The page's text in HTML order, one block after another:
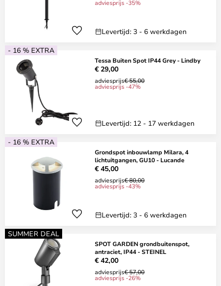
adviesprijs -35%
Levertijd: 3 - 6 werkdagen
- 16 % EXTRA
Tessa Buiten Spot IP44 Grey - Lindby
€ 29,00
adviesprijs€ 55,00
adviesprijs -47%
Levertijd: 12 - 17 werkdagen
- 16 % EXTRA
Grondspot inbouwlamp Milara, 4
lichtuitgangen, GU10 - Lucande
€ 45,00
adviesprijs€ 80,00
adviesprijs -43%
Levertijd: 3 - 6 werkdagen
SUMMER DEAL
SPOT GARDEN grondbuitenspot,
antraciet, IP44 - STEINEL
€ 42,00
adviesprijs€ 57,00
adviesprijs -26%